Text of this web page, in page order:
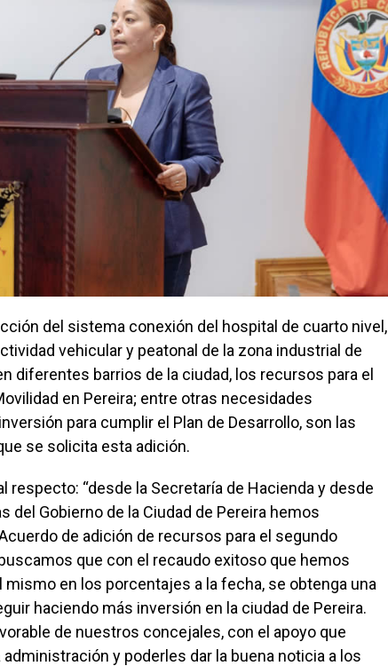
del sistema conexión del hospital de cuarto nivel,
vehicular y peatonal de la zona industrial de
diferentes barrios de la ciudad, los recursos para el
en Pereira; entre otras necesidades
para cumplir el Plan de Desarrollo, son las
se solicita esta adición.
respecto: “desde la Secretaría de Hacienda y desde
del Gobierno de la Ciudad de Pereira hemos
de adición de recursos para el segundo
que con el recaudo exitoso que hemos
en los porcentajes a la fecha, se obtenga una
haciendo más inversión en la ciudad de Pereira.
de nuestros concejales, con el apoyo que
y poderles dar la buena noticia a los